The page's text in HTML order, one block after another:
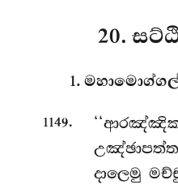
20.
1.
1149.
දාලෙමු